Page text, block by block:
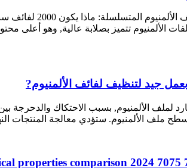
بعمل جيد لتنظيف لفائف الألمنيوم?
لملف الألمنيوم, بسبب الاحتكاك
ملف الألمنيوم. ستؤدي معالجة المنتجات
properties comparison